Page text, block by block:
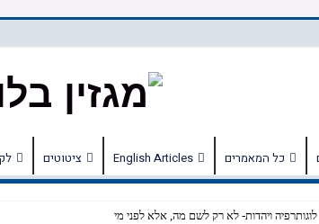
כל המאמרים English Articles ציטוטים
לוגותרפיה ויהדות- לא רק לשם מה, אלא לפני מי